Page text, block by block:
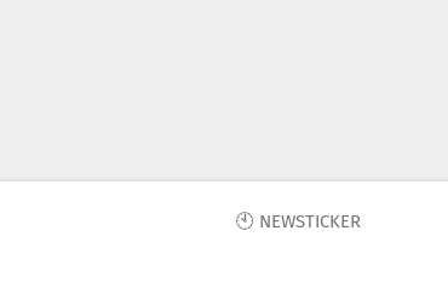
🕙 NEWSTICKER